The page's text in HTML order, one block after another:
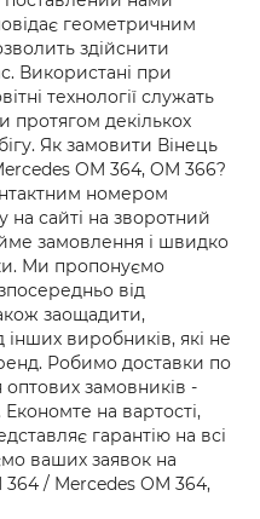
геометричним
здійснити
Використані при
технології служать
протягом декількох
Як замовити Вінець
OM 364, OM 366?
номером
на сайті на зворотний
замовлення і швидко
Ми пропонуємо
від
заощадити,
виробників, які не
Робимо доставки по
оптових замовників -
на вартості,
гарантію на всі
ваших заявок на
/ Mercedes OM 364,